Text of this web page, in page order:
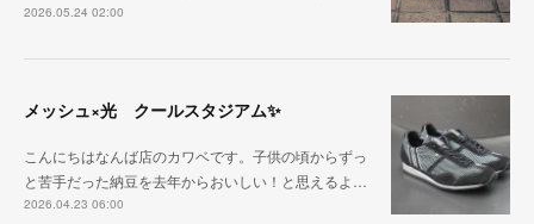
2026.05.24 02:00
メッシュ×光 クールスタジアム✨
こんにちはなんば店のカワベです。子供の頃からずっ
と苦手だった納豆を去年からおいしい！と思えるよ…
2026.04.23 06:00